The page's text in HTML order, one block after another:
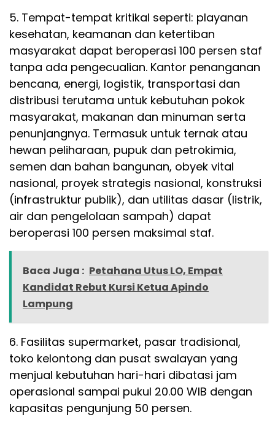
5. Tempat-tempat kritikal seperti: playanan
kesehatan, keamanan dan ketertiban
masyarakat dapat beroperasi 100 persen staf
tanpa ada pengecualian. Kantor penanganan
bencana, energi, logistik, transportasi dan
distribusi terutama untuk kebutuhan pokok
masyarakat, makanan dan minuman serta
penunjangnya. Termasuk untuk ternak atau
hewan peliharaan, pupuk dan petrokimia,
semen dan bahan bangunan, obyek vital
nasional, proyek strategis nasional, konstruksi
(infrastruktur publik), dan utilitas dasar (listrik,
air dan pengelolaan sampah) dapat
beroperasi 100 persen maksimal staf.
Baca Juga : Petahana Utus LO, Empat
Kandidat Rebut Kursi Ketua Apindo
Lampung
6. Fasilitas supermarket, pasar tradisional,
toko kelontong dan pusat swalayan yang
menjual kebutuhan hari-hari dibatasi jam
operasional sampai pukul 20.00 WIB dengan
kapasitas pengunjung 50 persen.